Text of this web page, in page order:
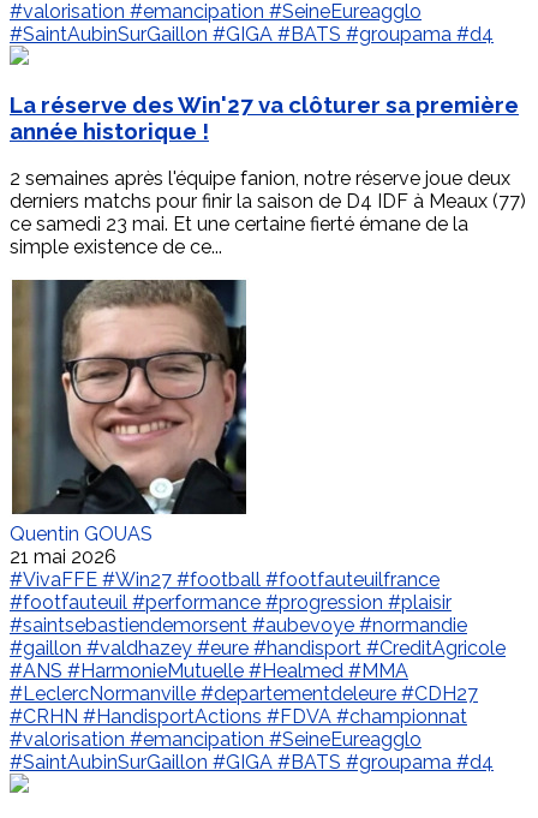
#valorisation #emancipation #SeineEureagglo
#SaintAubinSurGaillon #GIGA #BATS #groupama #d4
La réserve des Win'27 va clôturer sa première
année historique !
2 semaines après l'équipe fanion, notre réserve joue deux
derniers matchs pour finir la saison de D4 IDF à Meaux (77)
ce samedi 23 mai. Et une certaine fierté émane de la
simple existence de ce...
Quentin GOUAS
21 mai 2026
#VivaFFE #Win27 #football #footfauteuilfrance
#footfauteuil #performance #progression #plaisir
#saintsebastiendemorsent #aubevoye #normandie
#gaillon #valdhazey #eure #handisport #CreditAgricole
#ANS #HarmonieMutuelle #Healmed #MMA
#LeclercNormanville #departementdeleure #CDH27
#CRHN #HandisportActions #FDVA #championnat
#valorisation #emancipation #SeineEureagglo
#SaintAubinSurGaillon #GIGA #BATS #groupama #d4